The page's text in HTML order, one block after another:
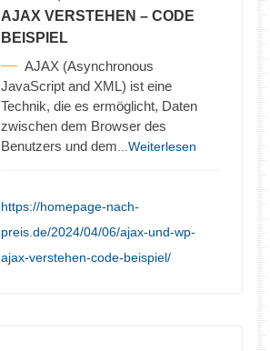
AJAX VERSTEHEN – CODE
BEISPIEL
AJAX (Asynchronous
JavaScript and XML) ist eine
Technik, die es ermöglicht, Daten
zwischen dem Browser des
Benutzers und dem ...Weiterlesen
https://homepage-nach-
preis.de/2024/04/06/ajax-und-wp-
ajax-verstehen-code-beispiel/